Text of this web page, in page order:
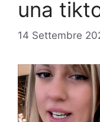
una
14 Settembre